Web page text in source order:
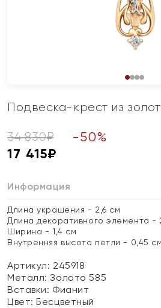
Подвеска-крест из
34 830₽ -50%
17 415₽
Информация
Длина украшения - 2,6 см
Длина декоративного элемента -
Ширина - 1,4 см
Внутренняя высота петли - 0,45 см
Артикул: 245918
Металл:Золото 585
Вставки: Фианит
Цвет:Бесцветный